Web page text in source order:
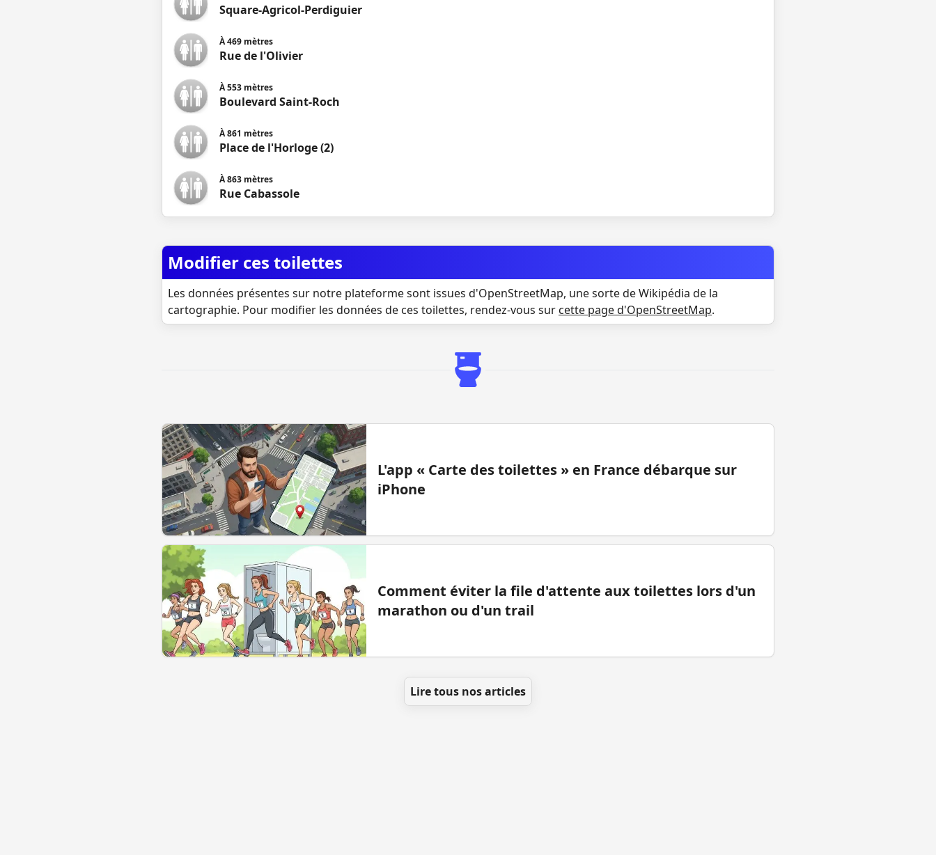
Square-Agricol-Perdiguier
À469 mètres
Rue de l'Olivier
À553 mètres
Boulevard Saint-Roch
À861 mètres
Place de l'Horloge (2)
À863 mètres
Rue Cabassole
Modifier ces toilettes
Les données présentes sur notre plateforme sont issues d'OpenStreetMap, une sorte de Wikipédia de la
cartographie. Pour modifier les données de ces toilettes, rendez-vous sur cette page d'OpenStreetMap.
L'app « Carte des toilettes » en France débarque sur
iPhone
Comment éviter la file d'attente aux toilettes lors d'un
marathon ou d'un trail
Lire tous nos articles